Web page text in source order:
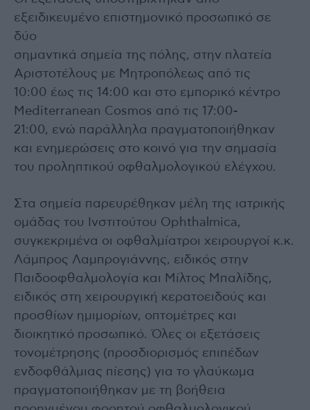
εξειδικευμένο επιστημονικό προσωπικό σε
δύο
σημαντικά σημεία της πόλης, στην πλατεία
Αριστοτέλους με Μητροπόλεως από τις
10:00 έως τις 14:00 και στο εμπορικό κέντρο
Mediterranean Cosmos από τις 17:00-
21:00, ενώ παράλληλα πραγματοποιήθηκαν
και ενημερώσεις στο κοινό για την σημασία
του προληπτικού οφθαλμολογικού ελέγχου.
Στα σημεία παρευρέθηκαν μέλη της ιατρικής
ομάδας του Ινστιτούτου Ophthalmica,
συγκεκριμένα οι οφθαλμίατροι χειρουργοί κ.κ.
Λάμπρος Λαμπρογιάννης, ειδικός στην
Παιδοοφθαλμολογία και Μίλτος Μπαλίδης,
ειδικός στη χειρουργική κερατοειδούς και
προσθίων ημιμορίων, οπτομέτρες και
διοικητικό προσωπικό. Όλες οι εξετάσεις
τονομέτρησης (προσδιορισμός επιπέδων
ενδοφθάλμιας πίεσης) για το γλαύκωμα
πραγματοποιήθηκαν με τη βοήθεια